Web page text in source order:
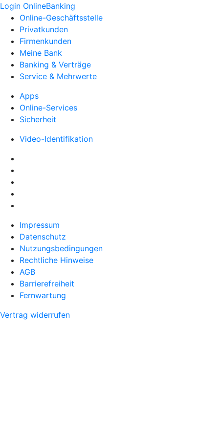
Login OnlineBanking
Online-Geschäftsstelle
Privatkunden
Firmenkunden
Meine Bank
Banking & Verträge
Service & Mehrwerte
Apps
Online-Services
Sicherheit
Video-Identifikation
Impressum
Datenschutz
Nutzungsbedingungen
Rechtliche Hinweise
AGB
Barrierefreiheit
Fernwartung
Vertrag widerrufen